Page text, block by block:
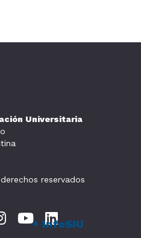
Universitaria
reservados
+ InfoSIU